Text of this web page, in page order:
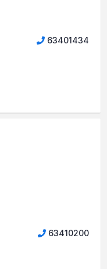
63401434
63410200